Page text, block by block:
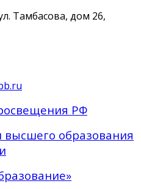
Тамбасова, дом 26,
РФ
высшего образования